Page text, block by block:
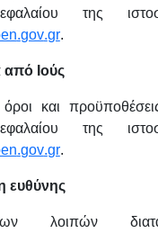
της
.gov.gr.
από Ιούς
όροι και
της
.gov.gr.
ευθύνης
λοιπών